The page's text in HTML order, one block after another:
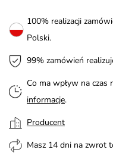
100% realizacji
Polski.
99% zamówień
Co ma wpływ na czas
informacje.
Producent
Masz 14 dni na zwrot